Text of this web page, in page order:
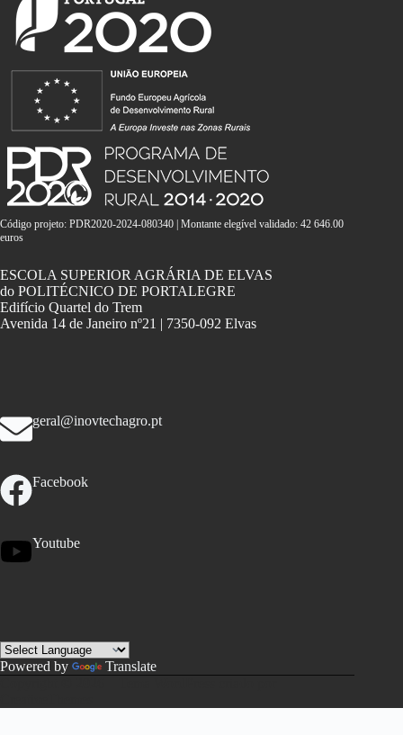
Código projeto: PDR2020-2024-080340 | Montante elegível validado: 42 646.00
euros
ESCOLA SUPERIOR AGRÁRIA DE ELVAS
do POLITÉCNICO DE PORTALEGRE
Edifício Quartel do Trem
Avenida 14 de Janeiro nº21 | 7350-092 Elvas
geral@inovtechagro.pt
Facebook
Youtube
Powered by
Translate